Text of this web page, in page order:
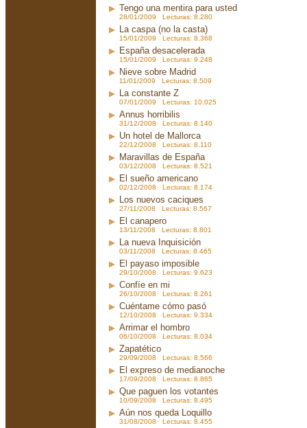
Tengo una mentira para usted
28/01/2009 Lecturas: 8.280
La caspa (no la casta)
15/01/2009 Lecturas: 8.368
España desacelerada
15/01/2009 Lecturas: 9.248
Nieve sobre Madrid
11/01/2009 Lecturas: 8.509
La constante Z
07/01/2009 Lecturas: 10.025
Annus horribilis
31/12/2008 Lecturas: 8.140
Un hotel de Mallorca
22/12/2008 Lecturas: 8.110
Maravillas de España
03/12/2008 Lecturas: 8.521
El sueño americano
02/12/2008 Lecturas: 8.174
Los nuevos caciques
27/11/2008 Lecturas: 8.567
El canapero
13/11/2008 Lecturas: 8.801
La nueva Inquisición
03/11/2008 Lecturas: 8.465
El payaso imposible
29/10/2008 Lecturas: 9.623
Confíe en mi
26/10/2008 Lecturas: 8.261
Cuéntame cómo pasó
12/10/2008 Lecturas: 9.334
Arrimar el hombro
06/10/2008 Lecturas: 8.034
Zapatético
29/09/2008 Lecturas: 8.566
El expreso de medianoche
17/09/2008 Lecturas: 8.865
Que paguen los votantes
10/09/2008 Lecturas: 8.495
Aún nos queda Loquillo
31/08/2008 Lecturas: 8.455